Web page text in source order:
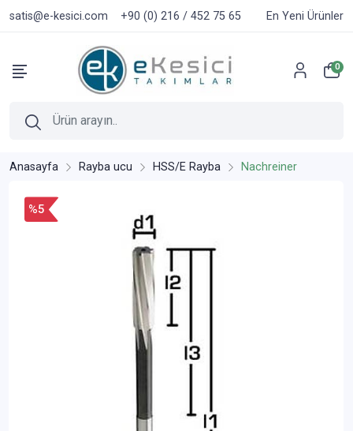
satis@e-kesici.com +90 (0) 216 / 452 75 65 En Yeni Ürünler
0
Anasayfa Rayba ucu HSS/E Rayba Nachreiner
%5